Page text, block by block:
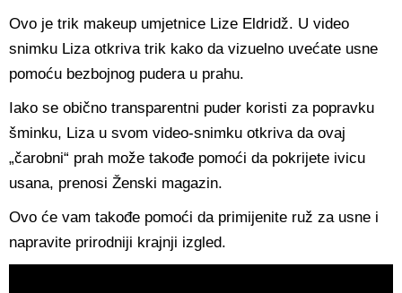
Ovo je trik makeup umjetnice Lize Eldridž. U video
snimku Liza otkriva trik kako da vizuelno uvećate usne
pomoću bezbojnog pudera u prahu.
Iako se obično transparentni puder koristi za popravku
šminku, Liza u svom video-snimku otkriva da ovaj
„čarobni“ prah može takođe pomoći da pokrijete ivicu
usana, prenosi Ženski magazin.
Ovo će vam takođe pomoći da primijenite ruž za usne i
napravite prirodniji krajnji izgled.